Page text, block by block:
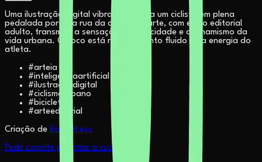
Uma ilustração digital vibrante mostra um ciclista em plena
pedalada por uma rua da cidade. A arte, com estilo editorial
adulto, transmite a sensação de velocidade e o dinamismo da
vida urbana. O foco está no movimento fluido e na energia do
atleta.
#arteia
#inteligenciaartificial
#ilustracaodigital
#ciclismourbano
# bicicleta
#arteeditorial
Criação de BorderLess
Pedir convite pra criar a sua